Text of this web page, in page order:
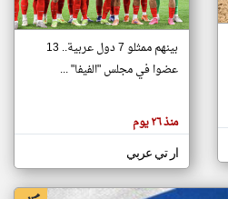
تغيير الدولة
اخبار جزر القمر على مدار الساعة
أهم اخبار جزر القمر العاجلة والمباشرة
بينهم ممثلو 7 دول عربية.. 13
عضوا في مجلس "الفيفا" ...
منذ ٢٦ يوم
ار تي عربي
klyoum.com